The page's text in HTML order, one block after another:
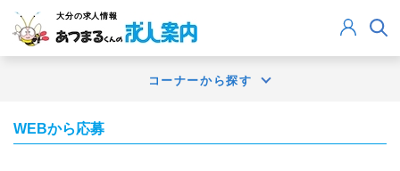
大分の求人情報
コーナーから探す
WEBから応募